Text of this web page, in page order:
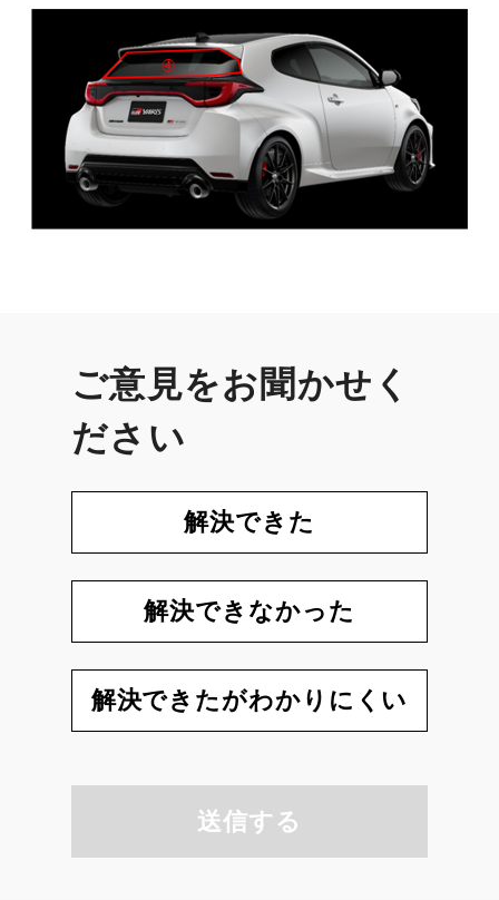
ご意見をお聞かせく
ださい
解決できた
解決できなかった
解決できたがわかりにくい
送信する